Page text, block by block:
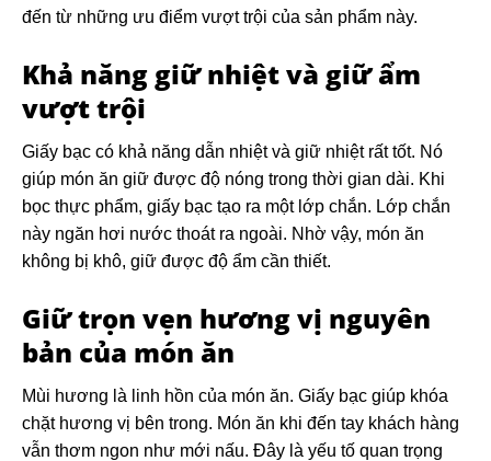
đến từ những ưu điểm vượt trội của sản phẩm này.
Khả năng giữ nhiệt và giữ ẩm
vượt trội
Giấy bạc có khả năng dẫn nhiệt và giữ nhiệt rất tốt. Nó
giúp món ăn giữ được độ nóng trong thời gian dài. Khi
bọc thực phẩm, giấy bạc tạo ra một lớp chắn. Lớp chắn
này ngăn hơi nước thoát ra ngoài. Nhờ vậy, món ăn
không bị khô, giữ được độ ẩm cần thiết.
Giữ trọn vẹn hương vị nguyên
bản của món ăn
Mùi hương là linh hồn của món ăn. Giấy bạc giúp khóa
chặt hương vị bên trong. Món ăn khi đến tay khách hàng
vẫn thơm ngon như mới nấu. Đây là yếu tố quan trọng